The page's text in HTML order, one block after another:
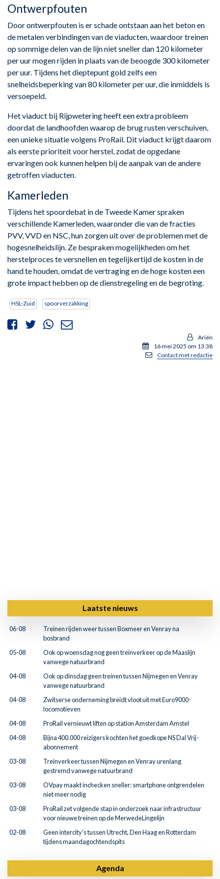
Ontwerpfouten
Door ontwerpfouten is er schade ontstaan aan het beton en
de metalen verbindingen van de viaducten, waardoor treinen
op sommige delen van de lijn niet sneller dan 120 kilometer
per uur mogen rijden in plaats van de beoogde 300 kilometer
per uur. Tijdens het dieptepunt gold zelfs een
snelheidsbeperking van 80 kilometer per uur, die inmiddels is
versoepeld.
Het viaduct bij Rijpwetering heeft een extra probleem
doordat de landhoofden waarop de brug rusten verschuiven,
een unieke situatie volgens ProRail. Dit viaduct krijgt daarom
als eerste prioriteit voor herstel, zodat de opgedane
ervaringen ook kunnen helpen bij de aanpak van de andere
getroffen viaducten.
Kamerleden
Tijdens het spoordebat in de Tweede Kamer spraken
verschillende Kamerleden, waaronder die van de fracties
PVV, VVD en NSC, hun zorgen uit over de problemen met de
hogesnelheidslijn. Ze bespraken mogelijkheden om het
herstelproces te versnellen en tegelijkertijd de kosten in de
hand te houden, omdat de vertraging en de hoge kosten een
grote impact hebben op de dienstregeling en de begroting.
HSL-Zuid spoorverzakking
Ariën
16 mei 2025 om 13:38
Contact met redactie
Laatste nieuws
06-08
Treinen rijden weer tussen Boxmeer en Venray na
bosbrand
05-08
Ook op woensdag nog geen treinverkeer op de Maaslijn
vanwege natuurbrand
04-08
Ook op dinsdag geen treinen tussen Nijmegen en Venray
vanwege natuurbrand
04-08
Zwitserse onderneming breidt vloot uit met Euro9000-
locomotieven
04-08
ProRail vernieuwt liften op station Amsterdam Amstel
04-08
Bijna 400.000 reizigers kochten het goedkope NS Dal Vrij-
abonnement
03-08
Treinverkeer tussen Nijmegen en Venray urenlang
gestremd vanwege natuurbrand
03-08
OVpay maakt inchecken sneller: smartphone ontgrendelen
niet meer nodig
03-08
ProRail zet volgende stap in onderzoek naar infrastructuur
voor nieuwe treinen op de MerwedeLingelijn
02-08
Geen intercity's tussen Utrecht, Den Haag en Rotterdam
tijdens maandagochtendspits
Agenda